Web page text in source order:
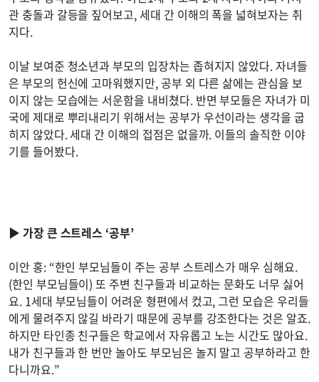
관 충돌과 갈등을 짚어보고, 세대 간 이해의 폭을 넓혀보자는 취
지다.
이날 보여준 청소년과 부모의 입장차는 좁혀지지 않았다. 자녀들
은 부모의 헌신에 고마워했지만, 공부 외 다른 삶에는 관심을 보
이지 않는 모습에는 서운함을 내비쳤다. 반면 부모들은 자녀가 미
국에 제대로 뿌리내리기 위해서는 공부가 우선이라는 생각을 굽
히지 않았다. 세대 간 이해의 접점은 없을까. 이들의 솔직한 이야
기를 들어봤다.
▶ 가장 큰 스트레스 ‘공부’
이안 홍: “한인 부모님들이 주는 공부 스트레스가 매우 심해요.
(한인 부모님들이) 또 주변 친구들과 비교하는 문화도 너무 싫어
요. 1세대 부모님들이 어려운 형편에서 컸고, 그런 모습은 우리들
에게 물려주지 않길 바라기 때문에 공부를 강조한다는 것은 알죠.
하지만 타인종 친구들은 학교에서 자유롭고 노는 시간도 많아요.
내가 친구들과 한 번만 놀아도 부모님은 놀지 말고 공부하라고 한
다니까요.”